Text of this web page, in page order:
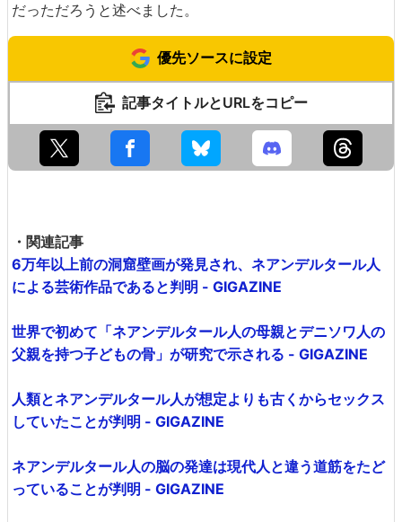
だっただろうと述べました。
優先ソースに設定
記事タイトルとURLをコピー
・関連記事
6万年以上前の洞窟壁画が発見され、ネアンデルタール人
による芸術作品であると判明 - GIGAZINE
世界で初めて「ネアンデルタール人の母親とデニソワ人の
父親を持つ子どもの骨」が研究で示される - GIGAZINE
人類とネアンデルタール人が想定よりも古くからセックス
していたことが判明 - GIGAZINE
ネアンデルタール人の脳の発達は現代人と違う道筋をたど
っていることが判明 - GIGAZINE